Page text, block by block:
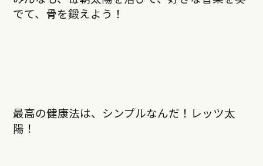
でて、骨を鍛えよう！
最高の健康法は、シンプルなんだ！レッツ太
陽！